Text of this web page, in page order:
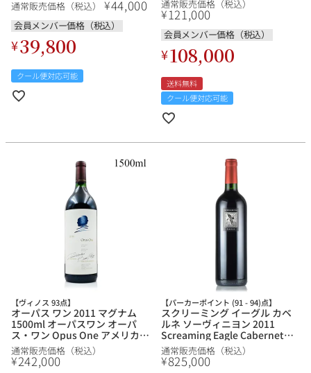
ルロワ
ラフィット ペトリュス
生産地から探す
フランス ブルゴーニュ
アメリカ カリフォルニア
その他
イタリア
チリ その他国
種類で探す
スパークリング ロゼワイン
40,000円〜79,999円
80,000円〜99,999円
100,000円〜199,999円
200,000円〜499,999円
500,000円〜
お得な情報を受け取る
メルマガ
カ カリフォルニア 赤ワイン
通常販売価格（税込） ¥44,000
会員メンバー価格（税込）
¥39,800
クール便対応可能
Vineyard アメリカ カリフォル
ニア 赤ワイン 新入荷
通常販売価格（税込）
¥121,000
会員メンバー価格（税込）
¥108,000
送料無料
クール便対応可能
【ヴィノス 93点】
オーパス ワン 2011 マグナム
1500ml オーパスワン オーパ
ス・ワン Opus One アメリカ
カリフォルニア 赤ワイン
通常販売価格（税込）
¥242,000
【パーカーポイント (91 - 94)点】
スクリーミング イーグル カベ
ルネ ソーヴィニヨン 2011
Screaming Eagle Cabernet
Sauvignon アメリカ カリフォ
ルニア 赤ワイン
通常販売価格（税込）
¥825,000